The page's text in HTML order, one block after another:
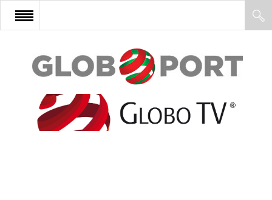
FŐOLDAL
AFRIKA